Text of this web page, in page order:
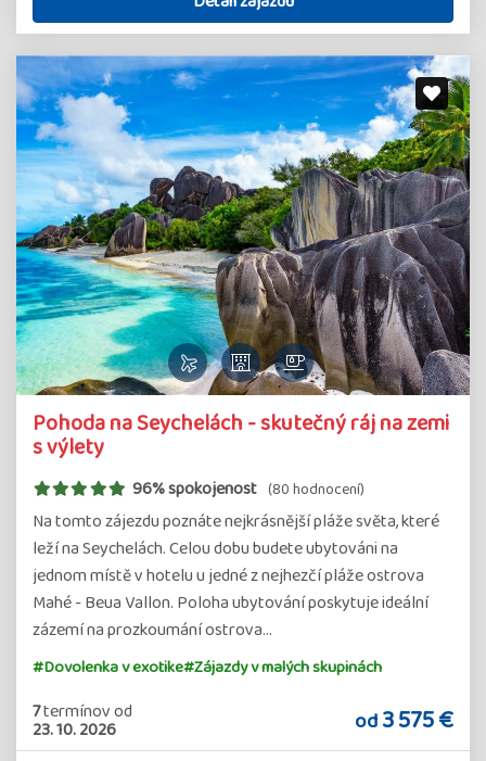
Pohoda na Seychelách - skutečný ráj na zemi
s výlety
96% spokojenost (80 hodnocení)
Na tomto zájezdu poznáte nejkrásnější pláže světa, které
leží na Seychelách. Celou dobu budete ubytováni na
jednom místě v hotelu u jedné z nejhezčí pláže ostrova
Mahé - Beua Vallon. Poloha ubytování poskytuje ideální
zázemí na prozkoumání ostrova…
#Dovolenka v exotike#Zájazdy v malých skupinách
7termínovod
23. 10. 2026 od3 575 €